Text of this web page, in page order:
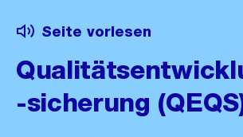
Seite vorlesen
-sicherung